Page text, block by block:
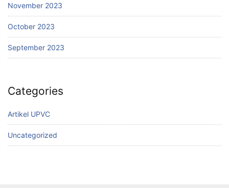
November 2023
October 2023
September 2023
Categories
Artikel UPVC
Uncategorized